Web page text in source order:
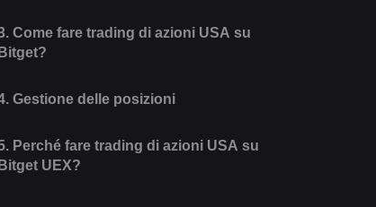
Come fare trading di azioni USA su
Bitget?
Gestione delle posizioni
Perché fare trading di azioni USA su
Bitget UEX?